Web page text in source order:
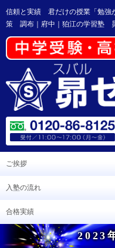
信頼と実績 君だけの授業「勉強
策 調布｜府中｜狛江の学習塾
ご挨拶
入塾の流れ
合格実績
2023